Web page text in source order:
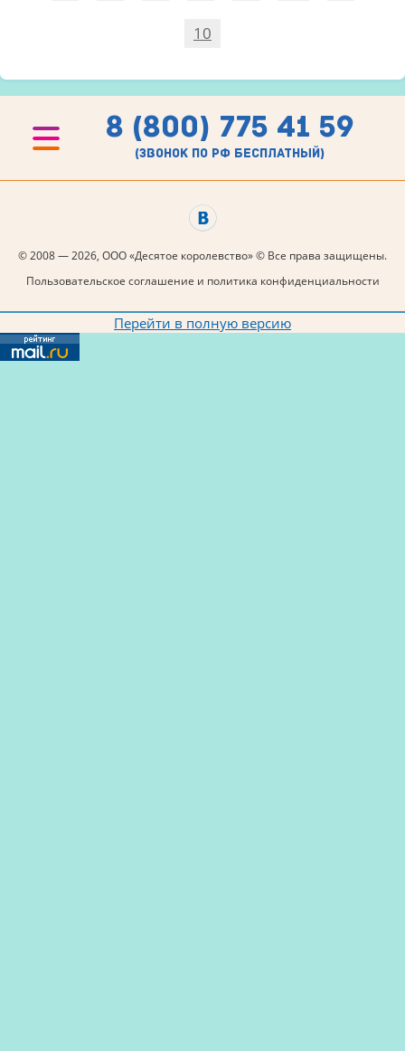
10
8 (800) 775 41 59
(звонок по рф бесплатный)
© 2008 — 2026, ООО «Десятое королевство» © Все права защищены.
Пользовательское соглашение и политика конфиденциальности
Перейти в полную версию